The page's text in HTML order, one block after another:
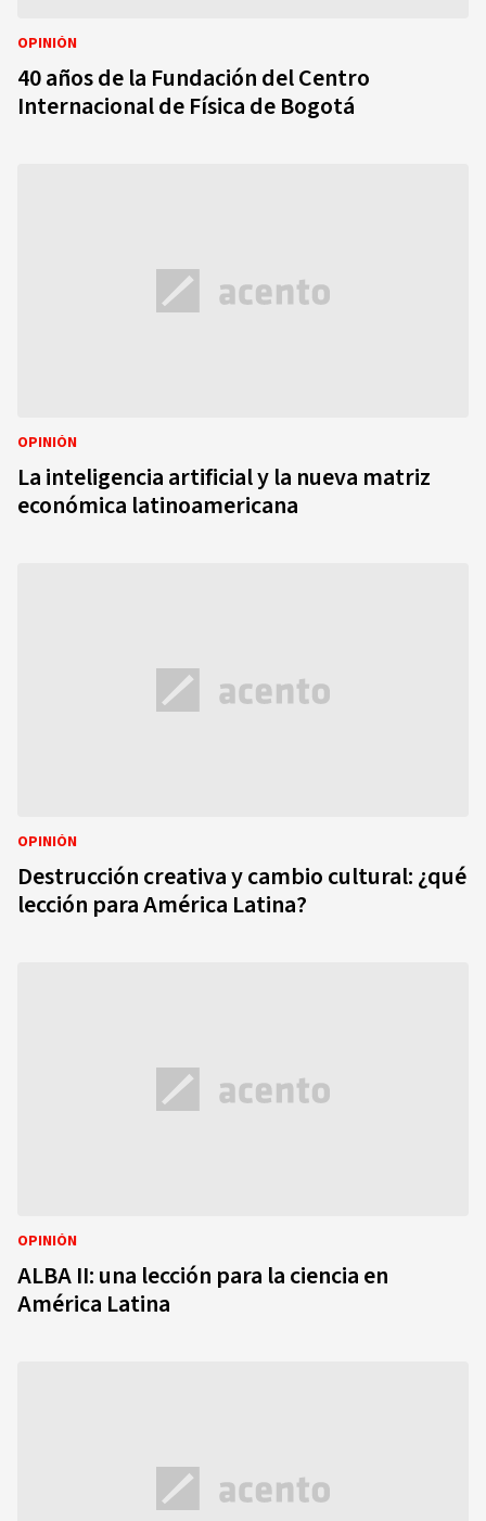
OPINIÓN
40 años de la Fundación del Centro
Internacional de Física de Bogotá
OPINIÓN
La inteligencia artificial y la nueva matriz
económica latinoamericana
OPINIÓN
Destrucción creativa y cambio cultural: ¿qué
lección para América Latina?
OPINIÓN
ALBA II: una lección para la ciencia en
América Latina